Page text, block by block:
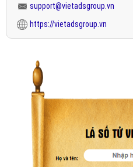
support@vietadsgroup.vn
https://vietadsgroup.vn